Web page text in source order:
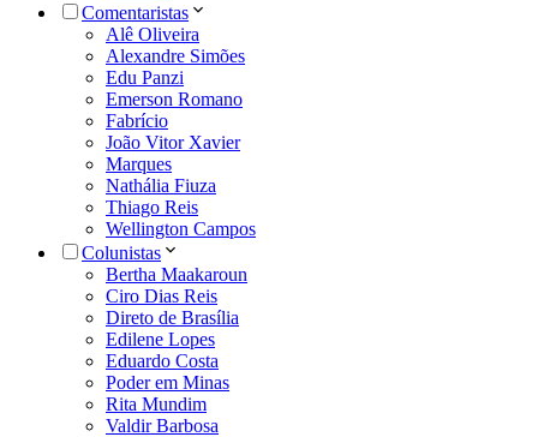
Comentaristas
Alê Oliveira
Alexandre Simões
Edu Panzi
Emerson Romano
Fabrício
João Vitor Xavier
Marques
Nathália Fiuza
Thiago Reis
Wellington Campos
Colunistas
Bertha Maakaroun
Ciro Dias Reis
Direto de Brasília
Edilene Lopes
Eduardo Costa
Poder em Minas
Rita Mundim
Valdir Barbosa